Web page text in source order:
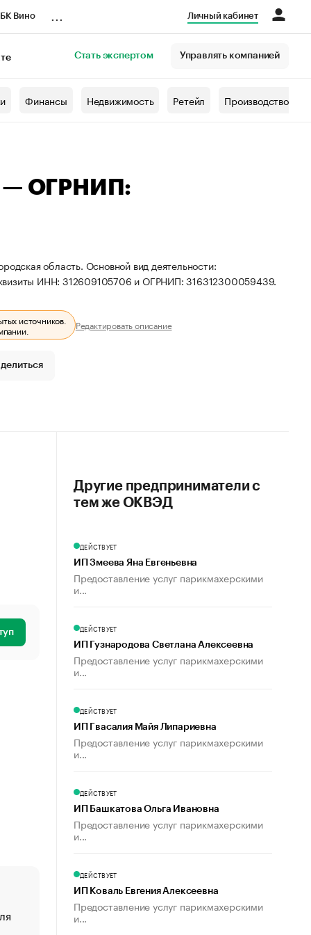
Вино Личный кабинет
Стать экспертом Управлять компанией
Финансы Недвижимость Ретейл Производство
— ОГРНИП:
область. Основной вид деятельности:
ИНН: 312609105706 и ОГРНИП: 316312300059439.
источников.
Редактировать описание
«От спорта тело стареет иначе». Как живет глава
создавшей GTA
Другие предприниматели с
тем же ОКВЭД
ДЕЙСТВУЕТ
ИП Змеева Яна Евгеньевна
Предоставление услуг парикмахерскими
и...
ДЕЙСТВУЕТ
ИП Гузнародова Светлана Алексеевна
Предоставление услуг парикмахерскими
и...
ДЕЙСТВУЕТ
ИП Гвасалия Майя Липариевна
Предоставление услуг парикмахерскими
и...
ДЕЙСТВУЕТ
ИП Башкатова Ольга Ивановна
Предоставление услуг парикмахерскими
и...
ДЕЙСТВУЕТ
ИП Коваль Евгения Алексеевна
Предоставление услуг парикмахерскими
и...